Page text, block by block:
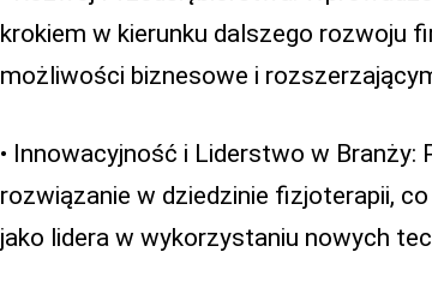
krokiem w kierunku dalszego rozwoju
możliwości biznesowe i
• Innowacyjność i Liderstwo w
rozwiązanie w dziedzinie fizjoterapii,
jako lidera w wykorzystaniu nowych